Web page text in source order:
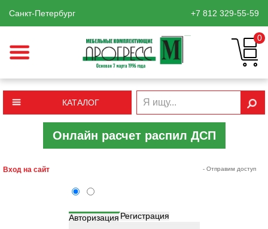
Санкт-Петербург +7 812 329-55-59
0
КАТАЛОГ
Онлайн расчет распил ДСП
Вход на сайт
Авторизация Регистрация
- Отправим доступ